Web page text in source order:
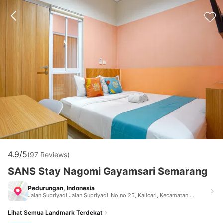
4.9/5(97 Reviews)
SANS Stay Nagomi Gayamsari Semarang
Pedurungan, Indonesia
Jalan Supriyadi Jalan Supriyadi, No.no 25, Kalicari, Kecamatan Pedurungan Pedurungan Indonesia 50198
Lihat Semua Landmark Terdekat